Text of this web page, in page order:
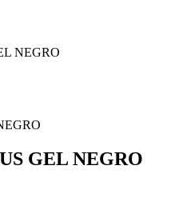
NEGRO
GEL NEGRO